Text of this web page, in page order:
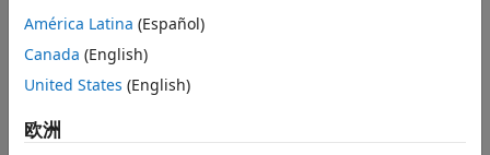
América Latina (Español)
Canada (English)
United States (English)
欧洲